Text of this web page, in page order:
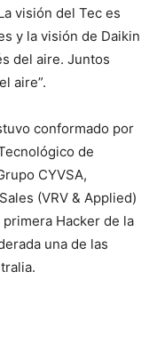
visión del Tec es
y la visión de Daikin
del aire. Juntos
aire”.
conformado por
de
CYVSA,
(VRV & Applied)
Hacker de la
una de las